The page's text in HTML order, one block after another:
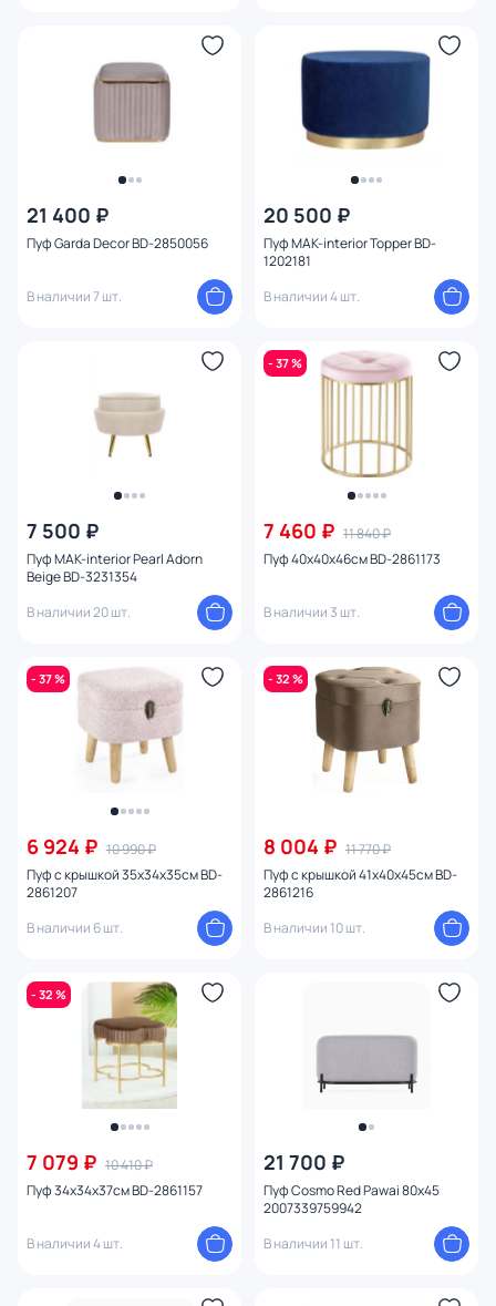
21 400 ₽
Пуф Garda Decor BD-2850056
В наличии 7 шт.
20 500 ₽
Пуф MAK-interior Topper BD-
1202181
В наличии 4 шт.
7 500 ₽
Пуф MAK-interior Pearl Adorn
Beige BD-3231354
В наличии 20 шт.
- 37 %
7 460 ₽ 11 840 ₽
Пуф 40х40х46см BD-2861173
В наличии 3 шт.
- 37 %
6 924 ₽ 10 990 ₽
Пуф с крышкой 35х34х35см BD-
2861207
В наличии 6 шт.
- 32 %
8 004 ₽ 11 770 ₽
Пуф с крышкой 41х40х45см BD-
2861216
В наличии 10 шт.
- 32 %
7 079 ₽ 10 410 ₽
Пуф 34х34х37см BD-2861157
В наличии 4 шт.
21 700 ₽
Пуф Cosmo Red Pawai 80х45
2007339759942
В наличии 11 шт.